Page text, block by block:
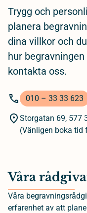
Trygg och
planera
dina villkor och
hur
kontakta oss.
010 – 33 33 623
Storgatan 69, 577
(Vänligen boka tid
Våra
Våra
erfarenhet av att